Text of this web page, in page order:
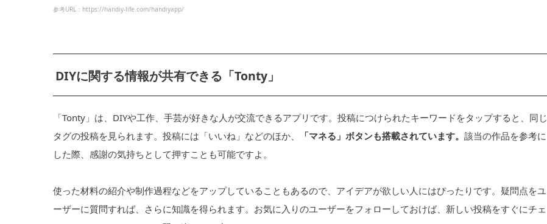
参考URL：https://handiy-life.com/handiyapp/
DIYに関する情報が共有できる「Tonty」
「Tonty」は、DIYや工作、手芸が好きな人が交流できるアプリです。投稿につけられたキーワードをタップすると、同じ
タグの投稿を見られます。投稿には「いいね」などのほか、
「マネる」ボタンも搭載されています。 該当の作品を参考に
した際、感謝の気持ちとして押すことも可能ですよ。
使った材料の紹介や制作過程などをアップしていることもあるので、アイデアが欲しい人にはぴったりです。疑問点をユ
ーザーに質問すれば、さらに知識を得られます。お気に入りのユーザーをフォローしておけば、新しい投稿をすぐにチェ